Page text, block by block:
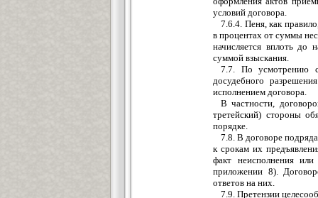
условий договора.
7.6.4. Пеня, как
в процентах от суммы
начисляется вплоть до
суммой взыскания.
7.7. По усмотрению
досудебного
исполнением договора.
В частности,
третейский) стороны
порядке.
7.8. В договоре
к срокам их
факт неисполнения
приложении 8).
ответов на них.
7.9. Претензии